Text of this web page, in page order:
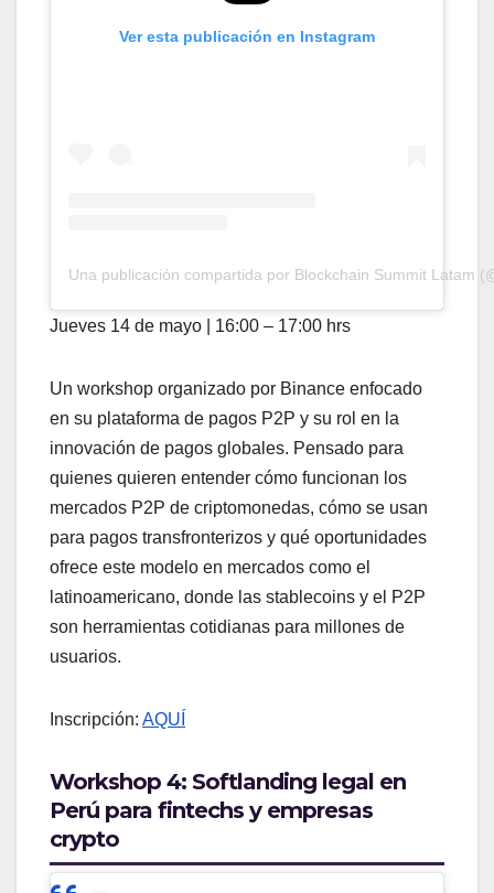
Ver esta publicación en Instagram
Una publicación compartida por Blockchain Summit Latam
Jueves 14 de mayo | 16:00 – 17:00 hrs
Un workshop organizado por Binance enfocado
en su plataforma de pagos P2P y su rol en la
innovación de pagos globales. Pensado para
quienes quieren entender cómo funcionan los
mercados P2P de criptomonedas, cómo se usan
para pagos transfronterizos y qué oportunidades
ofrece este modelo en mercados como el
latinoamericano, donde las stablecoins y el P2P
son herramientas cotidianas para millones de
usuarios.
Inscripción: AQUÍ
Workshop 4: Softlanding legal en
Perú para fintechs y empresas
crypto